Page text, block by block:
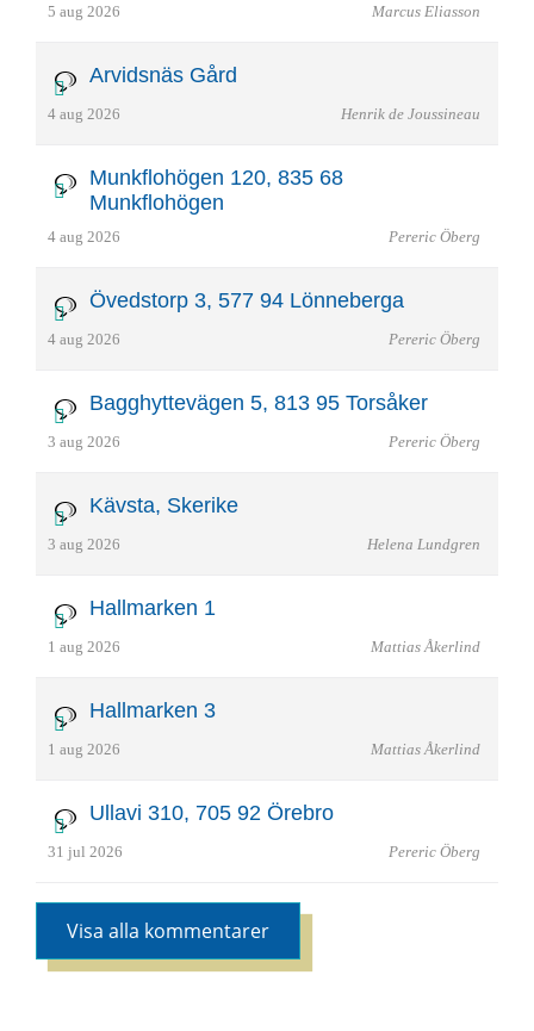
5 aug 2026 Marcus Eliasson
Arvidsnäs Gård
4 aug 2026 Henrik de Joussineau
Munkflohögen 120, 835 68
Munkflohögen
4 aug 2026 Pereric Öberg
Övedstorp 3, 577 94 Lönneberga
4 aug 2026 Pereric Öberg
Bagghyttevägen 5, 813 95 Torsåker
3 aug 2026 Pereric Öberg
Kävsta, Skerike
3 aug 2026 Helena Lundgren
Hallmarken 1
1 aug 2026 Mattias Åkerlind
Hallmarken 3
1 aug 2026 Mattias Åkerlind
Ullavi 310, 705 92 Örebro
31 jul 2026 Pereric Öberg
Visa alla kommentarer